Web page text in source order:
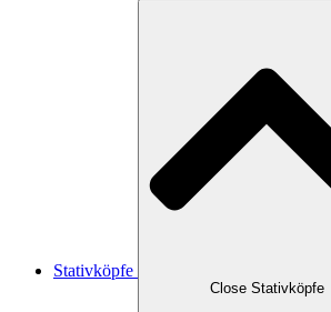
Stativköpfe
Close Stativköpfe